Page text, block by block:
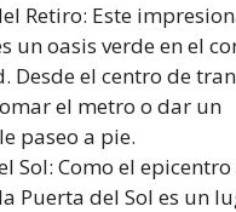
Retiro: Este
un oasis verde en el
Desde el centro de
el metro o dar un
paseo a pie.
Sol: Como el
Puerta del Sol es un